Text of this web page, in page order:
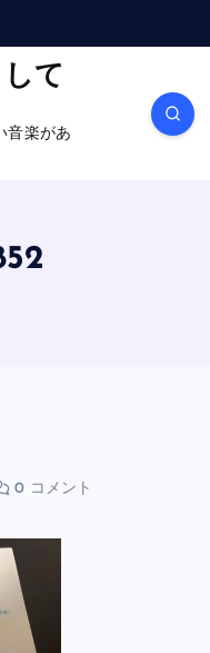
音楽があ
0 コメント